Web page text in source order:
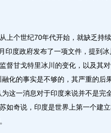
个世纪70年代开始，就缺乏持
印度政府发布了一项文件，提到
督甘戈特里冰川的变化，以及其
化的事实是不够的，其严重的后
这一消息对于印度来说并不是完
如奇说，印度是世界上第一个建